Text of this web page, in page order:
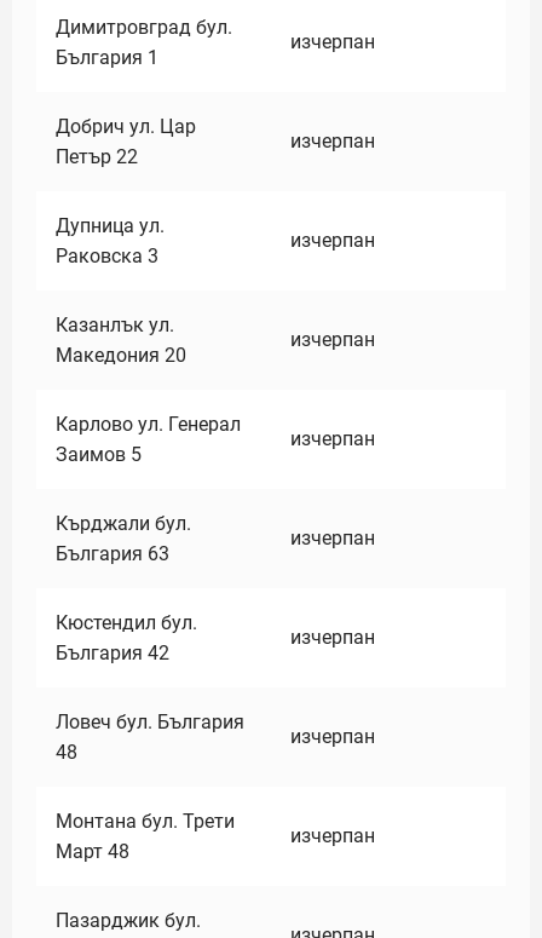
Димитровград бул.
България 1
изчерпан
Добрич ул. Цар
Петър 22
изчерпан
Дупница ул.
Раковска 3
изчерпан
Казанлък ул.
Македония 20
изчерпан
Карлово ул. Генерал
Заимов 5
изчерпан
Кърджали бул.
България 63
изчерпан
Кюстендил бул.
България 42
изчерпан
Ловеч бул. България
48
изчерпан
Монтана бул. Трети
Март 48
изчерпан
Пазарджик бул.